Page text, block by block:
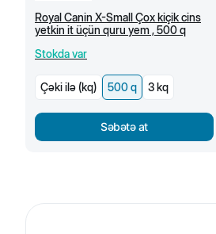
Royal Canin X-Small Çox kiçik cins
yetkin it üçün quru yem , 500 q
Stokda var
Çəki ilə (kq) 500 q 3 kq
Səbətə at